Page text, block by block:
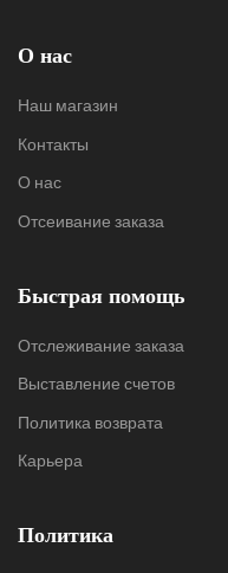
О нас
Наш магазин
Контакты
О нас
Отсеивание заказа
Быстрая помощь
Отслеживание заказа
Выставление счетов
Политика возврата
Карьера
Политика